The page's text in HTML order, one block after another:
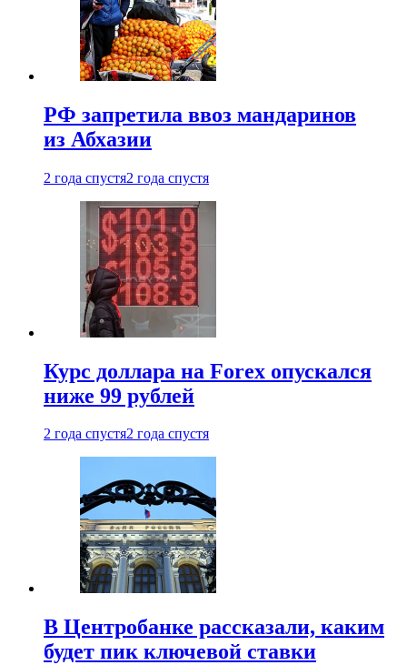
РФ запретила ввоз мандаринов
из Абхазии
2 года спустя2 года спустя
Курс доллара на Forex опускался
ниже 99 рублей
2 года спустя2 года спустя
В Центробанке рассказали, каким
будет пик ключевой ставки